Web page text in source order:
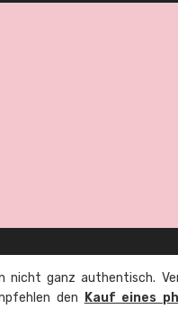
nicht ganz authentisch.
den
Kauf eines